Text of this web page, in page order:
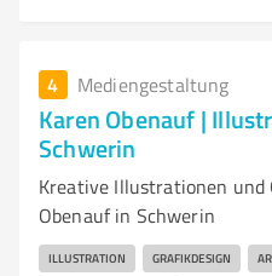
4 Mediengestaltung
Karen Obenauf |
Schwerin
Kreative Illustrationen und
Obenauf in Schwerin
ILLUSTRATION GRAFIKDESIGN